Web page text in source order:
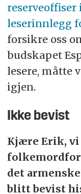
leserinnlegg
forsikre oss
budskapet
lesere, måtte
igjen.
Ikke bevist
Kjære Erik,
det
blitt bevist